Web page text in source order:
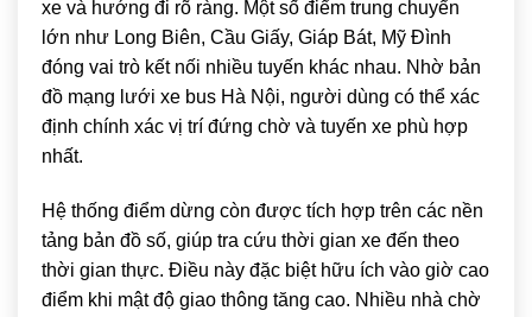
xe và hướng đi rõ ràng. Một số điểm trung chuyển
lớn như Long Biên, Cầu Giấy, Giáp Bát, Mỹ Đình
đóng vai trò kết nối nhiều tuyến khác nhau. Nhờ bản
đồ mạng lưới xe bus Hà Nội, người dùng có thể xác
định chính xác vị trí đứng chờ và tuyến xe phù hợp
nhất.
Hệ thống điểm dừng còn được tích hợp trên các nền
tảng bản đồ số, giúp tra cứu thời gian xe đến theo
thời gian thực. Điều này đặc biệt hữu ích vào giờ cao
điểm khi mật độ giao thông tăng cao. Nhiều nhà chờ